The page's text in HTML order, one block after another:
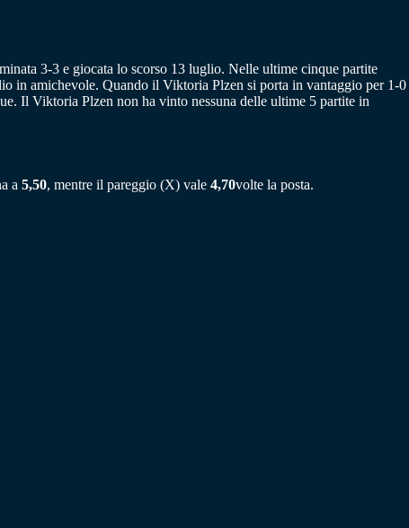
3-3 e giocata lo scorso 13 luglio. Nelle ultime cinque partite
in amichevole. Quando il Viktoria Plzen si porta in vantaggio per 1-0
Il Viktoria Plzen non ha vinto nessuna delle ultime 5 partite in
a 5,50, mentre il pareggio (X) vale 4,70volte la posta.